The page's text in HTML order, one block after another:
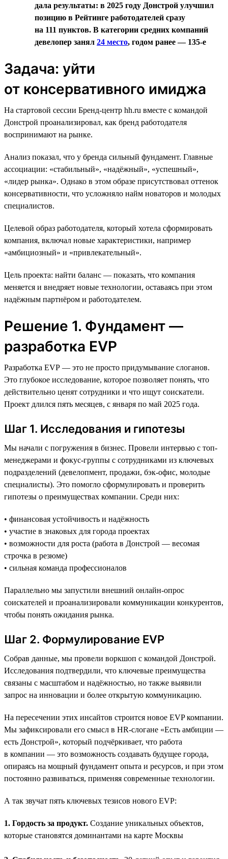
дала результаты: в 2025 году Донстрой улучшил
позицию в Рейтинге работодателей сразу
на 111 пунктов. В категории средних компаний
девелопер занял 24 место, годом ранее — 135-е
Задача: уйти
от консервативного имиджа
На стартовой сессии Бренд-центр hh.ru вместе с командой
Донстрой проанализировал, как бренд работодателя
воспринимают на рынке.
Анализ показал, что у бренда сильный фундамент. Главные
ассоциации: «стабильный», «надёжный», «успешный»,
«лидер рынка». Однако в этом образе присутствовал оттенок
консервативности, что усложняло найм новаторов и молодых
специалистов.
Целевой образ работодателя, который хотела сформировать
компания, включал новые характеристики, например
«амбициозный» и «привлекательный».
Цель проекта: найти баланс — показать, что компания
меняется и внедряет новые технологии, оставаясь при этом
надёжным партнёром и работодателем.
Решение 1. Фундамент —
разработка EVP
Разработка EVP — это не просто придумывание слоганов.
Это глубокое исследование, которое позволяет понять, что
действительно ценят сотрудники и что ищут соискатели.
Проект длился пять месяцев, с января по май 2025 года.
Шаг 1. Исследования и гипотезы
Мы начали с погружения в бизнес. Провели интервью с топ-
менеджерами и фокус-группы с сотрудниками из ключевых
подразделений (девелопмент, продажи, бэк-офис, молодые
специалисты). Это помогло сформулировать и проверить
гипотезы о преимуществах компании. Среди них:
• финансовая устойчивость и надёжность
• участие в знаковых для города проектах
• возможности для роста (работа в Донстрой — весомая
строчка в резюме)
• сильная команда профессионалов
Параллельно мы запустили внешний онлайн-опрос
соискателей и проанализировали коммуникации конкурентов,
чтобы понять ожидания рынка.
Шаг 2. Формулирование EVP
Собрав данные, мы провели воркшоп с командой Донстрой.
Исследования подтвердили, что ключевые преимущества
связаны с масштабом и надёжностью, но также выявили
запрос на инновации и более открытую коммуникацию.
На пересечении этих инсайтов строится новое EVP компании.
Мы зафиксировали его смысл в HR-слогане «Есть амбиции —
есть Донстрой», который подчёркивает, что работа
в компании — это возможность создавать будущее города,
опираясь на мощный фундамент опыта и ресурсов, и при этом
постоянно развиваться, применяя современные технологии.
А так звучат пять ключевых тезисов нового EVP:
1. Гордость за продукт. Создание уникальных объектов,
которые становятся доминантами на карте Москвы